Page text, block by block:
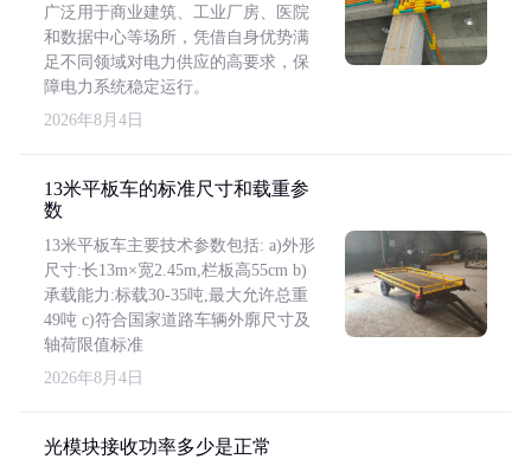
广泛用于商业建筑、工业厂房、医院
和数据中心等场所，凭借自身优势满
足不同领域对电力供应的高要求，保
障电力系统稳定运行。
2026年8月4日
13米平板车的标准尺寸和载重参
数
13米平板车主要技术参数包括: a)外形
尺寸:长13m×宽2.45m,栏板高55cm b)
承载能力:标载30-35吨,最大允许总重
49吨 c)符合国家道路车辆外廓尺寸及
轴荷限值标准
2026年8月4日
光模块接收功率多少是正常